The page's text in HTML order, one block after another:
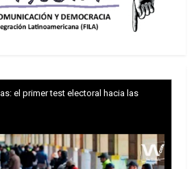
el primer test electoral hacia las